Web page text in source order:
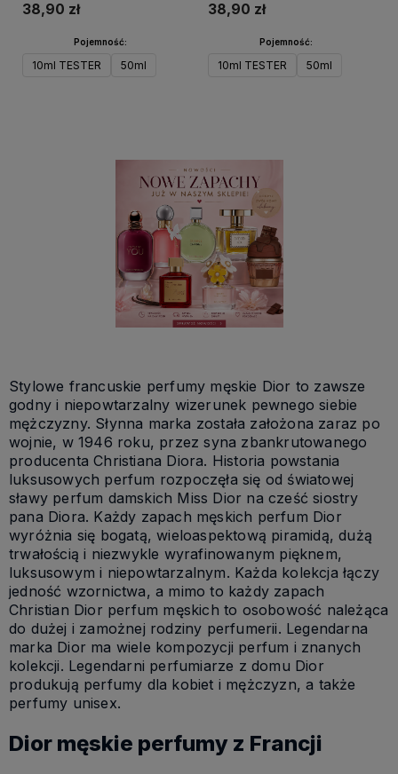
38,90 zł
Pojemność:
10ml TESTER 50ml
38,90 zł
Pojemność:
10ml TESTER 50ml
Stylowe francuskie perfumy męskie Dior to zawsze
godny i niepowtarzalny wizerunek pewnego siebie
mężczyzny. Słynna marka została założona zaraz po
wojnie, w 1946 roku, przez syna zbankrutowanego
producenta Christiana Diora. Historia powstania
luksusowych perfum rozpoczęła się od światowej
sławy perfum damskich Miss Dior na cześć siostry
pana Diora. Każdy zapach męskich perfum Dior
wyróżnia się bogatą, wieloaspektową piramidą, dużą
trwałością i niezwykle wyrafinowanym pięknem,
luksusowym i niepowtarzalnym. Każda kolekcja łączy
jedność wzornictwa, a mimo to każdy zapach
Christian Dior perfum męskich to osobowość należąca
do dużej i zamożnej rodziny perfumerii. Legendarna
marka Dior ma wiele kompozycji perfum i znanych
kolekcji. Legendarni perfumiarze z domu Dior
produkują perfumy dla kobiet i mężczyzn, a także
perfumy unisex.
Dior męskie perfumy z Francji